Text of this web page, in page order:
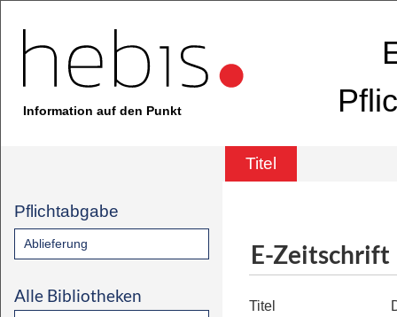
Information auf den Punkt
Titel
Pflichtabgabe
Ablieferung
Alle Bibliotheken
E-Zeitschrift
Titel